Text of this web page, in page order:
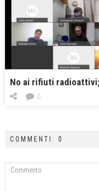
No ai rifiuti
0
COMMENTI: 0